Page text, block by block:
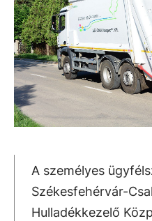
A személyes
Székesfehérvár-
Hulladékkezelő